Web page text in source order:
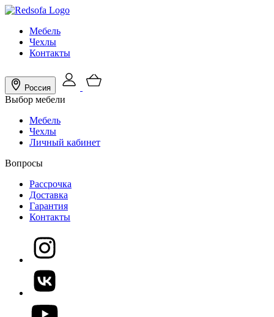
Мебель
Чехлы
Контакты
Россия
Выбор мебели
Мебель
Чехлы
Личный кабинет
Вопросы
Рассрочка
Доставка
Гарантия
Контакты